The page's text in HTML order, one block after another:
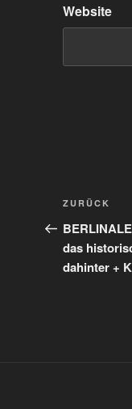
Website
Vorheriger
Beitrag
ZURÜCK
das
dahinter +